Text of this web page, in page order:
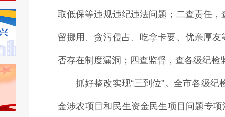
取低保等违规违纪违法问题；二查责任
留挪用、贪污侵占、吃拿卡要、优亲厚
否存在制度漏洞；四查监督，查各级纪检
抓好整改实现“三到位”。全市各级
金涉农项目和民生资金民生项目问题专